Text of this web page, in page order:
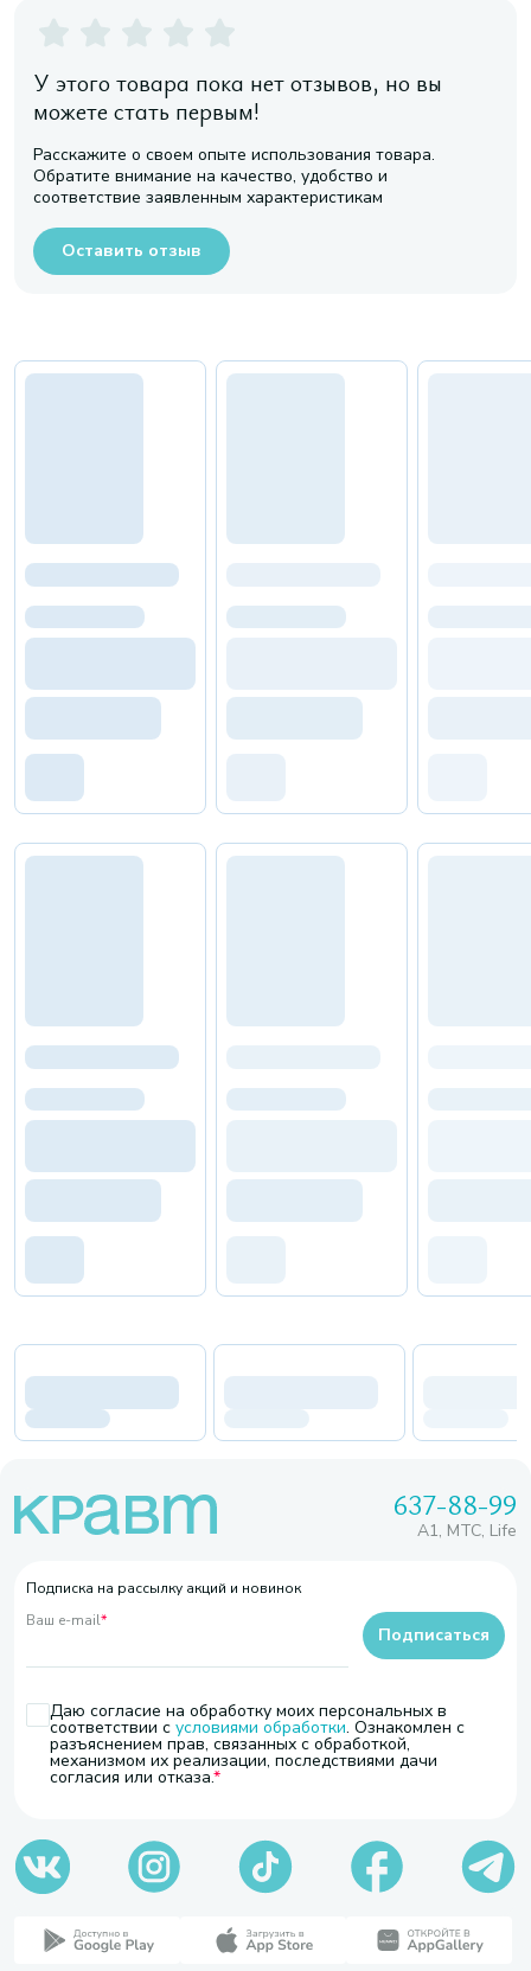
У этого товара пока нет отзывов, но вы
можете стать первым!
Расскажите о своем опыте использования товара.
Обратите внимание на качество, удобство и
соответствие заявленным характеристикам
Оставить отзыв
637-88-99
A1, МТС, Life
Подписка на рассылку акций и новинок
Ваш e-mail*
Даю согласие на обработку моих персональных в
соответствии с условиями обработки. Ознакомлен с
разъяснением прав, связанных с обработкой,
механизмом их реализации, последствиями дачи
согласия или отказа.
Подписаться